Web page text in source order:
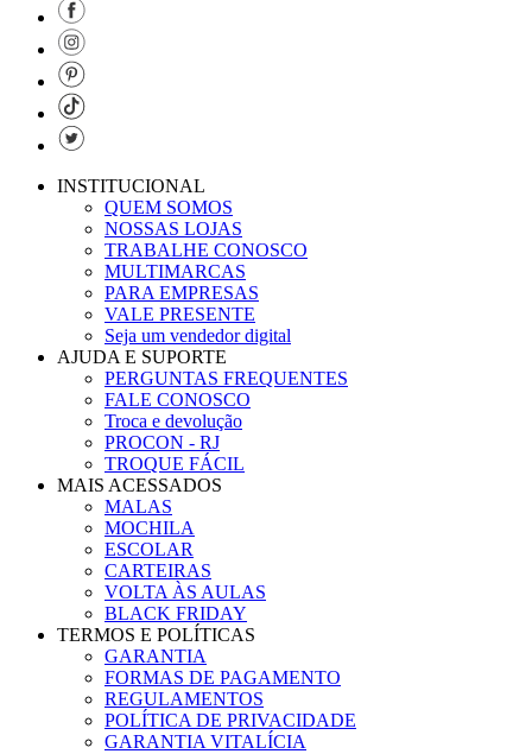
INSTITUCIONAL
QUEM SOMOS
NOSSAS LOJAS
TRABALHE CONOSCO
MULTIMARCAS
PARA EMPRESAS
VALE PRESENTE
Seja um vendedor digital
AJUDA E SUPORTE
PERGUNTAS FREQUENTES
FALE CONOSCO
Troca e devolução
PROCON - RJ
TROQUE FÁCIL
MAIS ACESSADOS
MALAS
MOCHILA
ESCOLAR
CARTEIRAS
VOLTA ÀS AULAS
BLACK FRIDAY
TERMOS E POLÍTICAS
GARANTIA
FORMAS DE PAGAMENTO
REGULAMENTOS
POLÍTICA DE PRIVACIDADE
GARANTIA VITALÍCIA